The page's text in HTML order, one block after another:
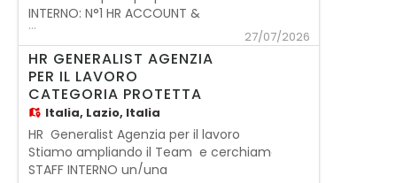
INTERNO: N°1 HR ACCOUNT &
CONSULTANT – Agenzia per il Lavoro -
TORINO L'HR Account & Consultant,
rispondendo al Branch Manager,
contribuisce allo sviluppo
commerciale del portafoglio Clienti
afferenti alla Filiale di competenz
...
27/07/2026
HR GENERALIST AGENZIA
PER IL LAVORO
CATEGORIA PROTETTA
Italia, Lazio, Italia
HR Generalist Agenzia per il lavoro
Stiamo ampliando il Team e cerchiamo per
STAFF INTERNO un/una